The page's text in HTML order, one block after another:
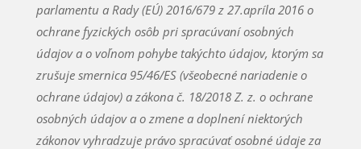
parlamentu a Rady (EÚ) 2016/679 z 27.apríla 2016 o
ochrane fyzických osôb pri spracúvaní osobných
údajov a o voľnom pohybe takýchto údajov, ktorým sa
zrušuje smernica 95/46/ES (všeobecné nariadenie o
ochrane údajov) a zákona č. 18/2018 Z. z. o ochrane
osobných údajov a o zmene a doplnení niektorých
zákonov vyhradzuje právo spracúvať osobné údaje za